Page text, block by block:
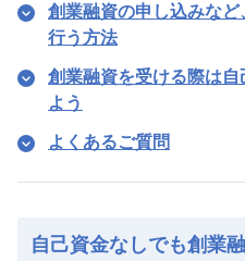
創業融資の申し込みな
行う方法
創業融資を受ける際は
よう
よくあるご質問
自己資金なしでも創業